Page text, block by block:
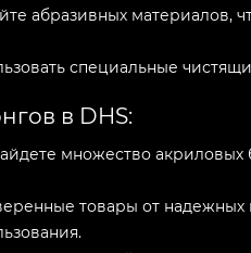
абразивных материалов,
специальные
в DHS:
множество акриловых
товары от надежных